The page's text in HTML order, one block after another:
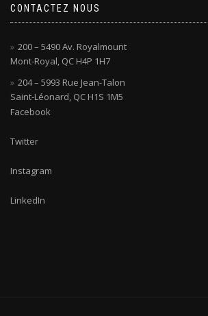
CONTACTEZ NOUS
200 – 5490 Av. Royalmount
Mont-Royal, QC H4P 1H7
204 – 5993 Rue Jean-Talon
Saint-Léonard, QC H1S 1M5
Facebook
Twitter
Instagram
LinkedIn